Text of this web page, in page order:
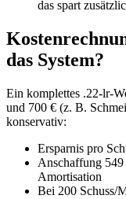
das spart
das System?
Ein komplettes .22-lr-
und 700 € (z. B.
konservativ:
Ersparnis pro
Anschaffung
Amortisation
Bei 200 Schuss/